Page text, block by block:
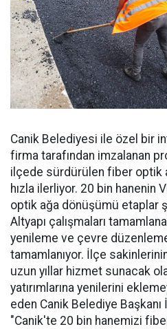
Canik Belediyesi ile özel bir
firma tarafından imzalanan
ilçede sürdürülen fiber optik
hızla ilerliyor. 20 bin hanenin
optik ağa dönüşümü etaplar
Altyapı çalışmaları
yenileme ve çevre
tamamlanıyor. İlçe
uzun yıllar hizmet sunacak
yatırımlarına yenilerini
eden Canik Belediye Başkanı
"Canik'te 20 bin hanemizi